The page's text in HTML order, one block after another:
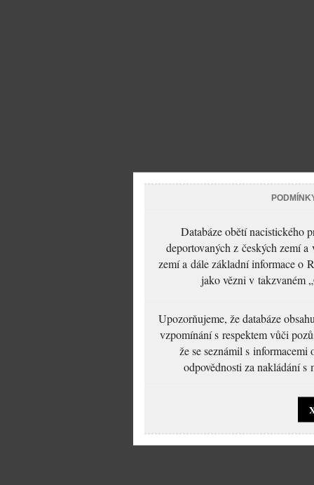
Databáze obětí nacistického
deportovaných z českých zemí
zemí a dále základní informace o
jako vězni v takzvaném
Upozorňujeme, že databáze
vzpomínání s respektem vůči
že se seznámil s
odpovědnosti za nakládání